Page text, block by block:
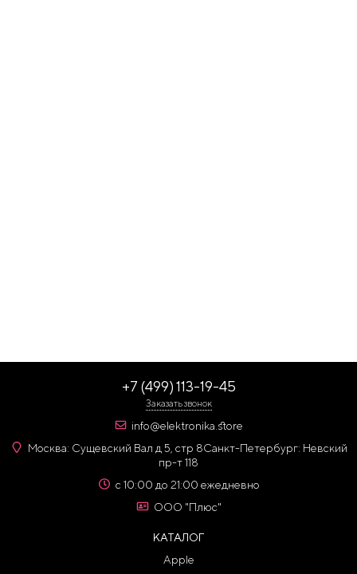
+7 (499) 113-19-45
Заказать звонок
info@elektronika.store
Москва: Сущевский Вал д 5, стр 8Санкт-Петербург: Невский
пр-т 118
с 10:00 до 21:00 ежедневно
ООО "Плюс"
КАТАЛОГ
Apple